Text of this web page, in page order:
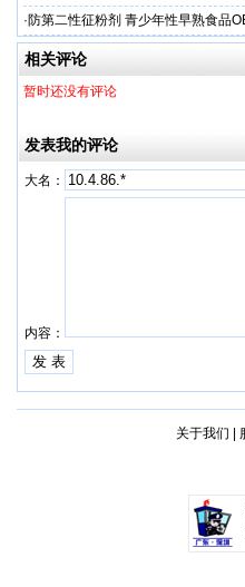
·防第二性征粉剂 青少年性早熟食品
相关评论
暂时还没有评论
发表我的评论
大名：
内容：
关于我们